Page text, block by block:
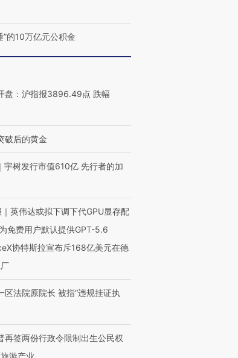
马航飞行员跨国走私7万
粒摇头丸 尿检体内含3种
视线｜被称为“蟑螂”的印
度Z世代 用街头抗争将教
”的10万亿元公积金
盘：沪指报3896.49点 跌幅
破后的黄金
宇树发行市值610亿 先行者的加
英伟达或拟下调下代GPU显存配
免费用户默认提供GPT-5.6
协特斯拉宣布斥168亿美元在德
区法院原院长 被指“违规挂证执
再签两份行政令限制出生公民权
游产业